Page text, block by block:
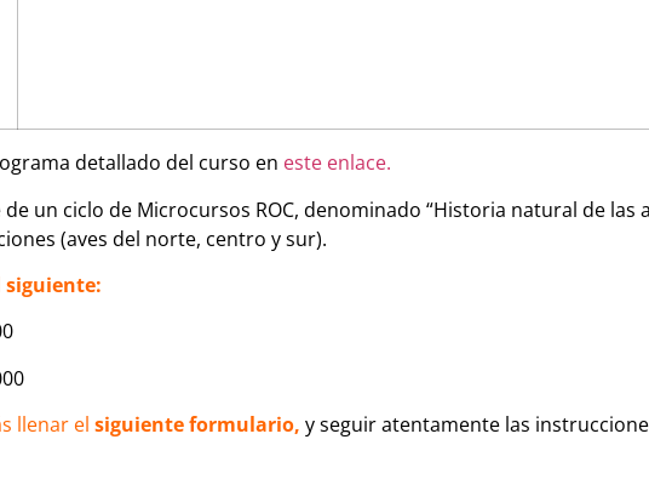
detallado del curso en este enlace.
un ciclo de Microcursos ROC, denominado “Historia natural de las
(aves del norte, centro y sur).
siguiente:
llenar el siguiente formulario, y seguir atentamente las